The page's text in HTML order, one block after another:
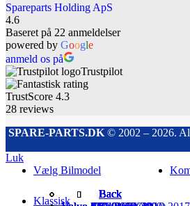
Spareparts Holding ApS
4.6
Baseret på 22 anmeldelser
powered by Google
anmeld os på
Trustpilot
TrustScore 4.3
28 reviews
SPARE-PARTS.DK© 2002 – 2026.
Luk
Vælg Bilmodel
Klassisk
Back
Back
Back
Back
Back
Back
Back
Back